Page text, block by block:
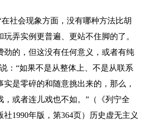
社会现象方面，没有哪种方法比胡
弄实例更普遍、更站不住脚的了。
劲的，但这没有任何意义，或者有纯
：“如果不是从整体上、不是从联系
是零碎的和随意挑出来的，那么，
，或者连儿戏也不如。”（《列宁全
1990年版，第364页）历史虚无主义